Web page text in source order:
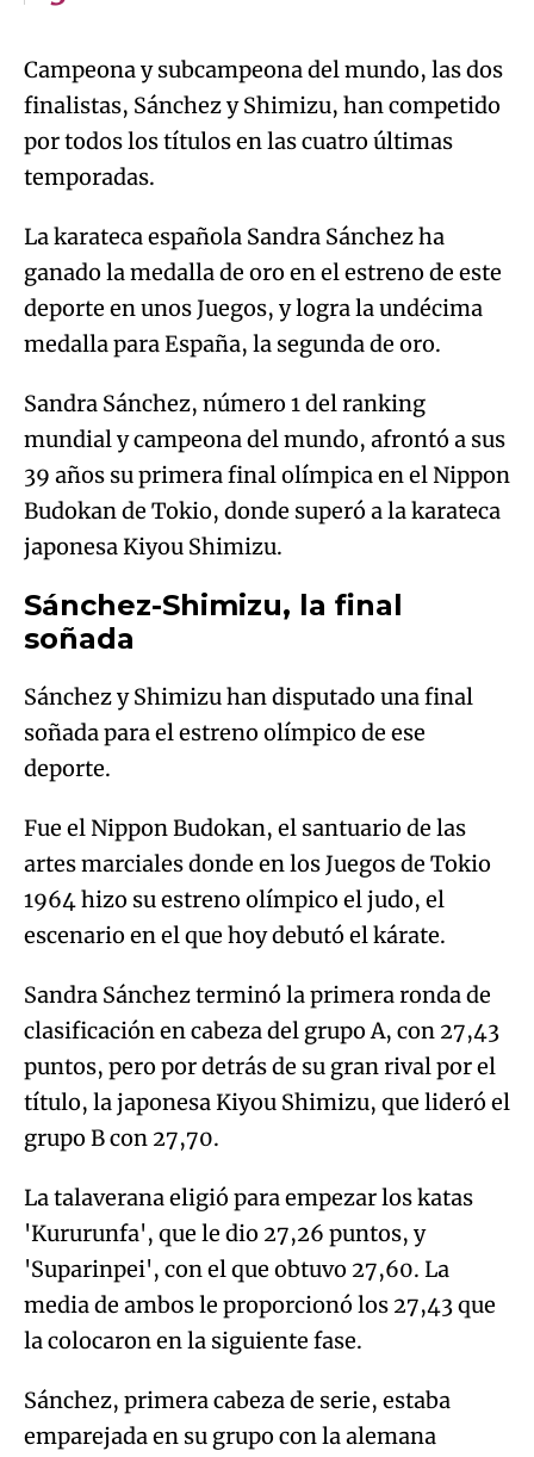
Campeona y subcampeona del mundo, las dos
finalistas, Sánchez y Shimizu, han competido
por todos los títulos en las cuatro últimas
temporadas.
La karateca española Sandra Sánchez ha
ganado la medalla de oro en el estreno de este
deporte en unos Juegos, y logra la undécima
medalla para España, la segunda de oro.
Sandra Sánchez, número 1 del ranking
mundial y campeona del mundo, afrontó a sus
39 años su primera final olímpica en el Nippon
Budokan de Tokio, donde superó a la karateca
japonesa Kiyou Shimizu.
Sánchez-Shimizu, la final
soñada
Sánchez y Shimizu han disputado una final
soñada para el estreno olímpico de ese
deporte.
Fue el Nippon Budokan, el santuario de las
artes marciales donde en los Juegos de Tokio
1964 hizo su estreno olímpico el judo, el
escenario en el que hoy debutó el kárate.
Sandra Sánchez terminó la primera ronda de
clasificación en cabeza del grupo A, con 27,43
puntos, pero por detrás de su gran rival por el
título, la japonesa Kiyou Shimizu, que lideró el
grupo B con 27,70.
La talaverana eligió para empezar los katas
'Kururunfa', que le dio 27,26 puntos, y
'Suparinpei', con el que obtuvo 27,60. La
media de ambos le proporcionó los 27,43 que
la colocaron en la siguiente fase.
Sánchez, primera cabeza de serie, estaba
emparejada en su grupo con la alemana